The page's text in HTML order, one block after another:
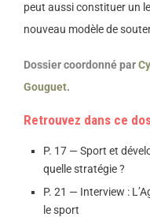
peut aussi constituer un
nouveau modèle de
Dossier coordonné par
Gouguet.
Retrouvez dans ce
P. 17 — Sport et
quelle stratégie ?
P. 21 — Interview :
le sport